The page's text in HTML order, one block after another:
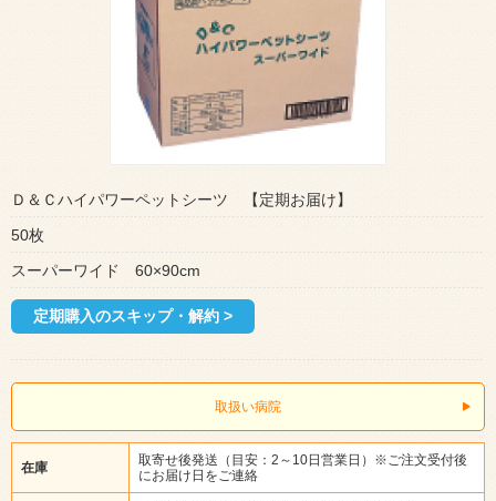
Ｄ＆Ｃハイパワーペットシーツ 【定期お届け】
50枚
スーパーワイド 60×90cm
定期購入のスキップ・解約 >
取扱い病院
在庫
取寄せ後発送（目安：2～10日営業日）※ご注文受付後
にお届け日をご連絡